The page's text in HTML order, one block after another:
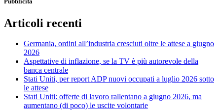
Articoli recenti
Germania, ordini all’industria cresciuti oltre le attese a giugno
2026
Aspettative di inflazione, se la TV è più autorevole della
banca centrale
Stati Uniti, per report ADP nuovi occupati a luglio 2026 sotto
le attese
Stati Uniti: offerte di lavoro rallentano a giugno 2026, ma
aumentano (di poco) le uscite volontarie